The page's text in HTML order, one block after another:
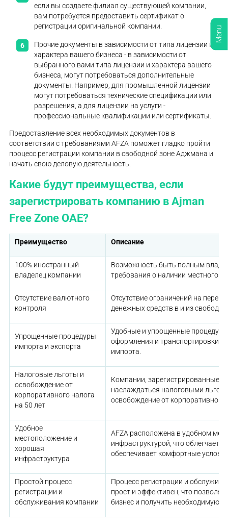
если вы создаете филиал существующей компании,
вам потребуется предоставить сертификат о
регистрации оригинальной компании.
Прочие документы в зависимости от типа лицензии и
характера вашего бизнеса - в зависимости от
выбранного вами типа лицензии и характера вашего
бизнеса, могут потребоваться дополнительные
документы. Например, для промышленной лицензии
могут потребоваться технические спецификации или
разрешения, а для лицензии на услуги -
профессиональные квалификации или сертификаты.
Предоставление всех необходимых документов в
соответствии с требованиями AFZA поможет гладко пройти
процесс регистрации компании в свободной зоне Аджмана и
начать свою деловую деятельность.
Какие будут преимущества, если
зарегистрировать компанию в Ajman
Free Zone OAE?
Преимущество Описание
100% иностранный
владелец компании
Возможность быть полным
требования о наличии местного
Отсутствие валютного
контроля
Отсутствие ограничений на
денежных средств в и из
Упрощенные процедуры
импорта и экспорта
Удобные и упрощенные
оформления и транспортировки
импорта.
Налоговые льготы и
освобождение от
корпоративного налога
на 50 лет
Компании, зарегистрированные в
наслаждаться налоговыми
освобождение от корпоративного
Удобное
местоположение и
хорошая
инфраструктура
AFZA расположена в удобном
инфраструктурой, что облегчает
обеспечивает комфортные
Простой процесс
регистрации и
обслуживания компании
Процесс регистрации и
прост и эффективен, что
бизнес и получить необходимую
Menu